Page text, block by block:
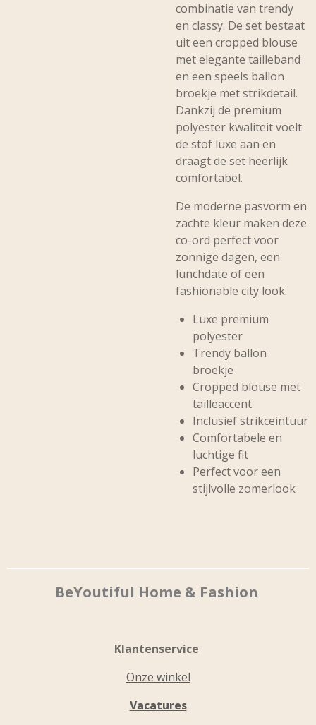
combinatie van trendy
en classy. De set bestaat
uit een cropped blouse
met elegante tailleband
en een speels ballon
broekje met strikdetail.
Dankzij de premium
polyester kwaliteit voelt
de stof luxe aan en
draagt de set heerlijk
comfortabel.
De moderne pasvorm en
zachte kleur maken deze
co-ord perfect voor
zonnige dagen, een
lunchdate of een
fashionable city look.
Luxe premium
polyester
Trendy ballon
broekje
Cropped blouse met
tailleaccent
Inclusief strikceintuur
Comfortabele en
luchtige fit
Perfect voor een
stijlvolle zomerlook
BeYoutiful Home & Fashion
Klantenservice
Onze winkel
Vacatures